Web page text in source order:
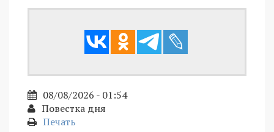
08/08/2026 - 01:54
Повестка дня
Печать